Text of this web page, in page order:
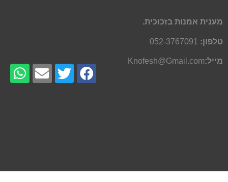
מענית אמנות בזכוכית.
טלפון: 052-3767091
מייל:Knofesh@Gmail.com